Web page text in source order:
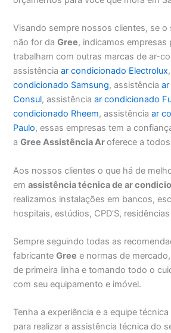
Visando sempre nossos clientes, se o
não for daGree, indicamos empresas
trabalham com outras marcas de ar-
assistência ar condicionado Electrolux
condicionado Samsung, assistência
Consul, assistência ar condicionado
condicionado Rheem, assistência ar
Paulo, essas empresas tem a
aGree Assistência Aroferece a
Aos nossos clientes o que há de
emassistência técnica de ar
realizamos instalações em bancos,
hospitais, estúdios, CPD’S,
Sempre seguindo todas as
fabricanteGree e normas de
de primeira linha e tomando todo o
com seu equipamento e imóvel.
Tenha a experiência e a equipe
para realizar a assistência técnica do